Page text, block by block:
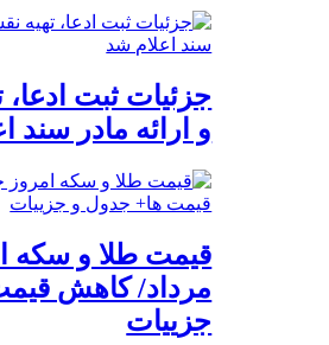
و ارائه مادر سند
مرداد/ کاهش
جزییات